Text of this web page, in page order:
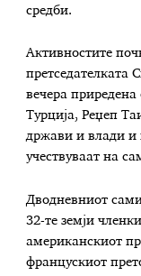
средби.
Активностите
претседателката
вечера приредена
Турција, Реџеп
држави и влади и
учествуваат на
Дводневниот
32-те земји
американскиот
францускиот